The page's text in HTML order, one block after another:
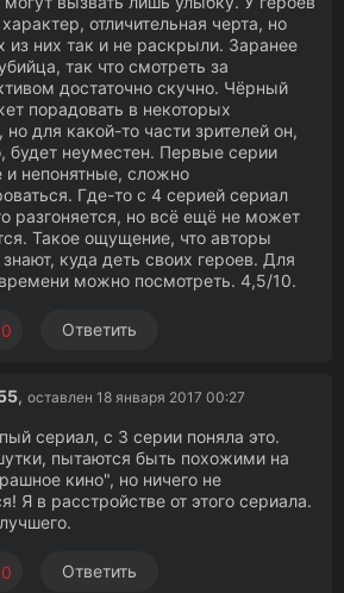
отличительная черта, но
из них так и не раскрыли. Заранее
так что смотреть за
достаточно скучно. Чёрный
порадовать в некоторых
для какой-то части зрителей он,
будет неуместен. Первые серии
и непонятные, сложно
Где-то с 4 серией сериал
разгоняется, но всё ещё не может
Такое ощущение, что авторы
куда деть своих героев. Для
можно посмотреть. 4,5/10.
0 Ответить
, оставлен 18 января 2017 00:27
сериал, с 3 серии поняла это.
пытаются быть похожими на
кино", но ничего не
Я в расстройстве от этого сериала.
0 Ответить